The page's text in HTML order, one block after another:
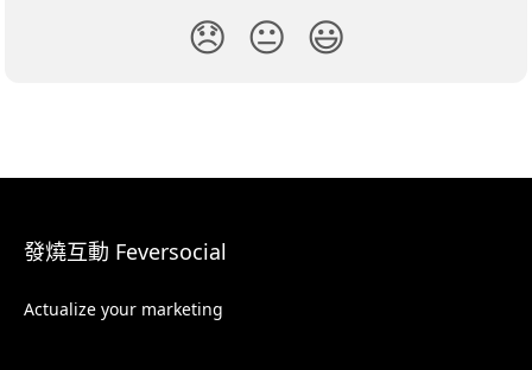
😞 😐 😃
發燒互動 Feversocial
Actualize your marketing